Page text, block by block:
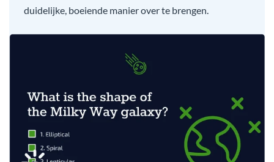
duidelijke, boeiende manier over te brengen.